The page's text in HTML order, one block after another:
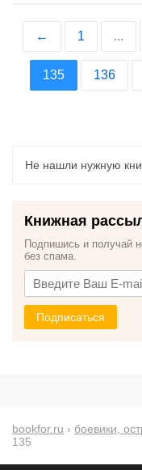
← 1 ...
135 136
Не нашли нужную
Книжная
Подпишись и получай
без спама.
Подписаться
bookfor.ru › боевики,
135